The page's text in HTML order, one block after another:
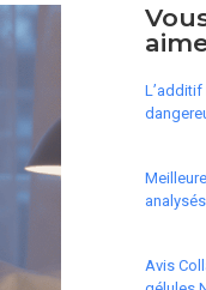
Avis